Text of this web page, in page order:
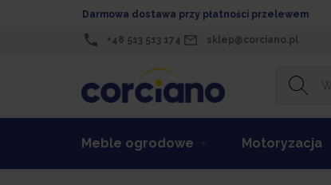
Darmowa dostawa przy płatności przelewem
+48 513 513 174 sklep@corciano.pl
Meble ogrodowe Motoryzacja